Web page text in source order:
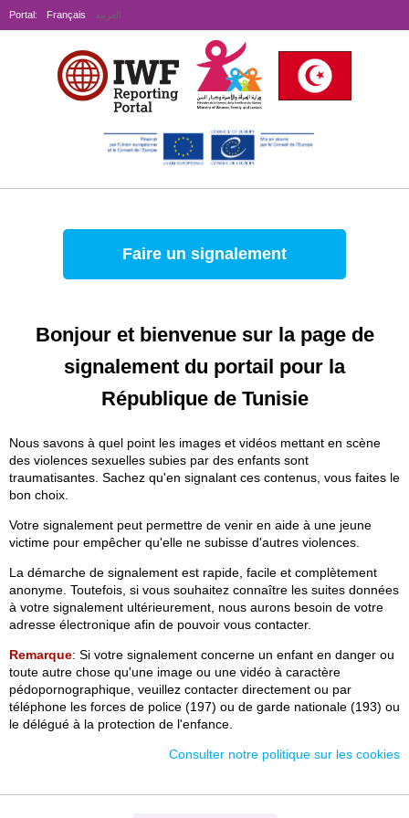
Portal: Français العربية
Faire un signalement
Bonjour et bienvenue sur la page de
signalement du portail pour la
République de Tunisie
Nous savons à quel point les images et vidéos mettant en scène
des violences sexuelles subies par des enfants sont
traumatisantes. Sachez qu'en signalant ces contenus, vous faites le
bon choix.
Votre signalement peut permettre de venir en aide à une jeune
victime pour empêcher qu'elle ne subisse d'autres violences.
La démarche de signalement est rapide, facile et complètement
anonyme. Toutefois, si vous souhaitez connaître les suites données
à votre signalement ultérieurement, nous aurons besoin de votre
adresse électronique afin de pouvoir vous contacter.
Remarque: Si votre signalement concerne un enfant en danger ou
toute autre chose qu'une image ou une vidéo à caractère
pédopornographique, veuillez contacter directement ou par
téléphone les forces de police (197) ou de garde nationale (193) ou
le délégué à la protection de l'enfance.
Consulter notre politique sur les cookies